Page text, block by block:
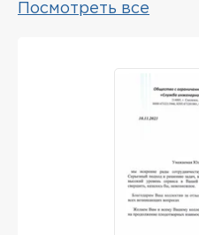
Посмотреть все